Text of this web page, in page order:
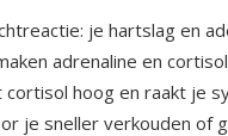
je hartslag en
adrenaline en
hoog en raakt je
je sneller verkouden of